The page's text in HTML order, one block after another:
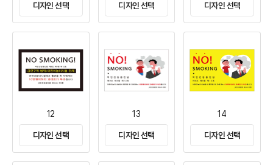
디자인 선택 디자인 선택 디자인 선택
12
디자인 선택
13
디자인 선택
14
디자인 선택